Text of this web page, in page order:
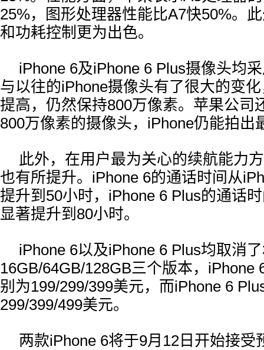
25%，图形处理器性能比A7快50%。
和功耗控制更为出色。
iPhone 6及iPhone 6 Plus摄像头均
与以往的iPhone摄像头有了很大的变
提高，仍然保持800万像素。苹果公司
800万像素的摄像头，iPhone仍能拍出
此外，在用户最为关心的续航能力
也有所提升。iPhone 6的通话时间从
提升到50小时，iPhone 6 Plus的通话
显著提升到80小时。
iPhone 6以及iPhone 6 Plus均取消
16GB/64GB/128GB三个版本，iPhone
别为199/299/399美元，而iPhone 6
299/399/499美元。
两款iPhone 6将于9月12日开始接受